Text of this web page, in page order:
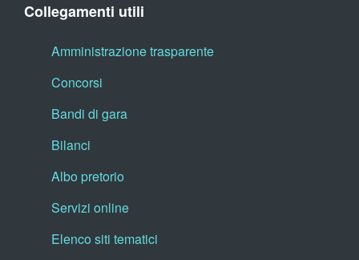
Collegamenti utili
Amministrazione trasparente
Concorsi
Bandi di gara
Bilanci
Albo pretorio
Servizi online
Elenco siti tematici